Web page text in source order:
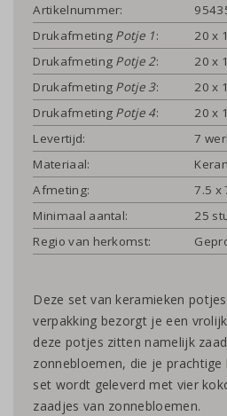
Artikelnummer:
Drukafmeting Potje 1:
20 x
Drukafmeting Potje 2:
20 x
Drukafmeting Potje 3:
20 x
Drukafmeting Potje 4:
20 x
Levertijd:
7
Materiaal:
Afmeting:
7.5 x
Minimaal aantal:
25
Regio van herkomst:
Deze set van keramieken
verpakking bezorgt je een
deze potjes zitten namelijk
zonnebloemen, die je
set wordt geleverd met vier
zaadjes van zonnebloemen.